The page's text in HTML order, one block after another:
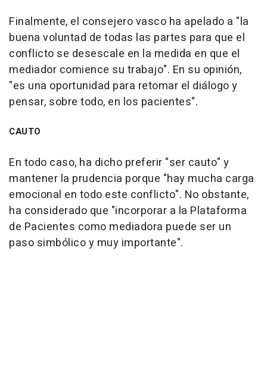
Finalmente, el consejero vasco ha apelado a "la
buena voluntad de todas las partes para que el
conflicto se desescale en la medida en que el
mediador comience su trabajo". En su opinión,
"es una oportunidad para retomar el diálogo y
pensar, sobre todo, en los pacientes".
CAUTO
En todo caso, ha dicho preferir "ser cauto" y
mantener la prudencia porque "hay mucha carga
emocional en todo este conflicto". No obstante,
ha considerado que "incorporar a la Plataforma
de Pacientes como mediadora puede ser un
paso simbólico y muy importante".